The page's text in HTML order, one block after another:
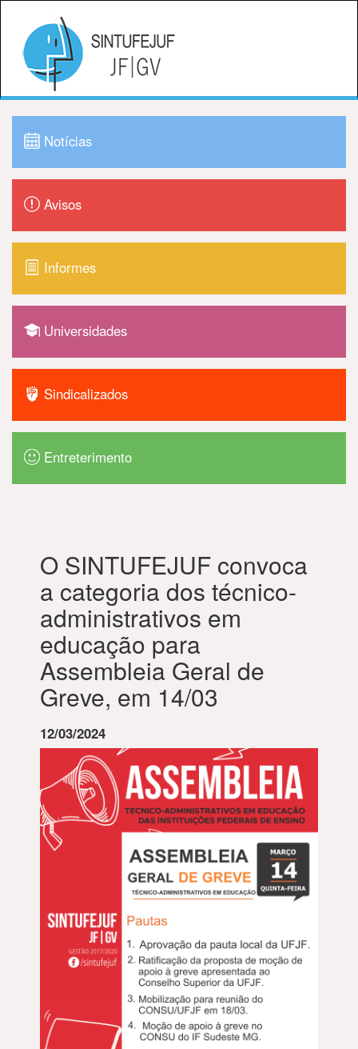
Notícias
Avisos
Informes
Universidades
Sindicalizados
Entreterimento
O SINTUFEJUF convoca
a categoria dos técnico-
administrativos em
educação para
Assembleia Geral de
Greve, em 14/03
12/03/2024